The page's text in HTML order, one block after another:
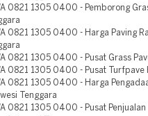
0821 1305 0400 - Pemborong
0821 1305 0400 - Harga Paving
0821 1305 0400 - Pusat Grass
0821 1305 0400 - Pusat Turfpave
0821 1305 0400 - Harga
Tenggara
0821 1305 0400 - Pusat